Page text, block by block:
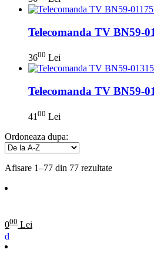
Telecomanda TV BN59-
3600 Lei
Telecomanda TV BN59-
41 00 Lei
Ordoneaza dupa:
Afisare 1–77 din 77 rezultate
000 Lei